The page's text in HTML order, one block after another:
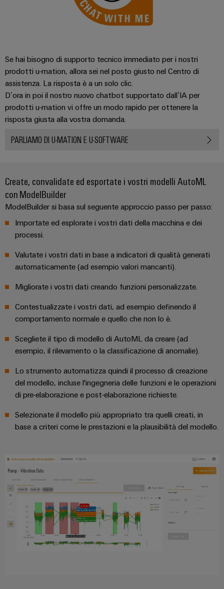
Se hai bisogno di supporto tecnico immediato per i nostri
prodotti u-mation, allora sei nel posto giusto nel Centro di
assistenza. La risposta è a un solo clic.
D’ora in poi il nostro nuovo chatbot supportato dall’IA per
prodotti u-mation vi offre un modo rapido per ottenere la
risposta giusta alla vostra domanda.
PARLIAMO DI U-MATION E U-SOFTWARE
Create, convalidate ed esportate i vostri modelli AutoML
con ModelBuilder
ModelBuilder si basa sul seguente approccio passo per passo:
Importate ed esplorate i vostri dati della macchina e dei
processi.
Valutate i vostri dati in base a indicatori di qualità generati
automaticamente (ad esempio valori mancanti).
Migliorate i vostri dati creando funzioni personalizzate.
Contestualizzate i vostri dati, ad esempio definendo il
comportamento normale e quello che non lo è.
Scegliete il tipo di modello di AutoML da creare (ad
esempio, il rilevamento o la classificazione di anomalie).
Lo strumento automatizza quindi il processo di creazione
del modello, incluse l'ingegneria delle funzioni e le operazioni
di pre-elaborazione e post-elaborazione richieste.
Selezionate il modello più appropriato tra quelli creati, in
base a criteri come le prestazioni e la plausibilità del modello.